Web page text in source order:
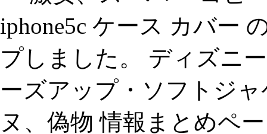
iphone5c ケース カバー
プしました。 ディズニ
ーズアップ・ソフトジ
ヌ、偽物 情報まとめペ